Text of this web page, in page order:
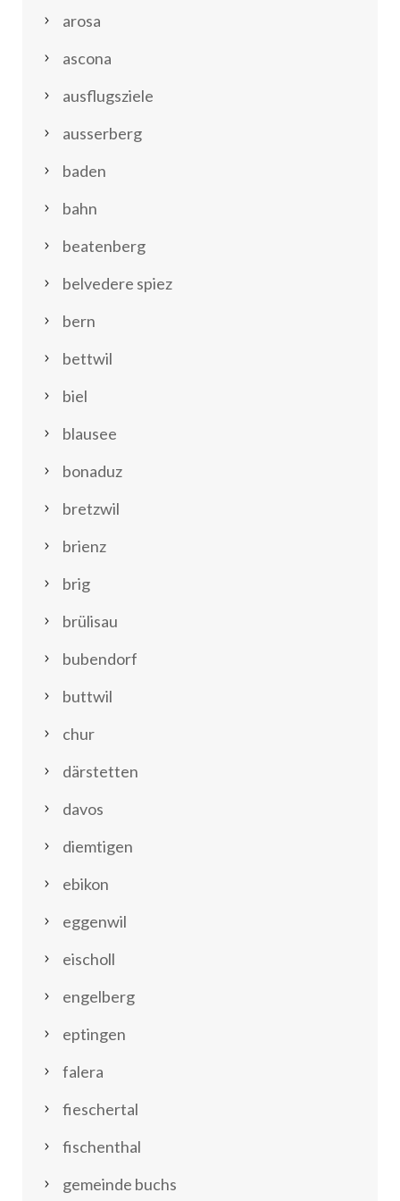
arosa
ascona
ausflugsziele
ausserberg
baden
bahn
beatenberg
belvedere spiez
bern
bettwil
biel
blausee
bonaduz
bretzwil
brienz
brig
brülisau
bubendorf
buttwil
chur
därstetten
davos
diemtigen
ebikon
eggenwil
eischoll
engelberg
eptingen
falera
fieschertal
fischenthal
gemeinde buchs